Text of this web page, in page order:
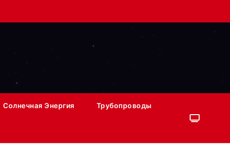
Солнечная Энергия Трубопроводы